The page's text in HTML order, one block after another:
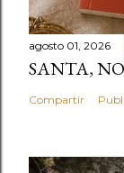
agosto 01, 2026
SANTA,
Compartir